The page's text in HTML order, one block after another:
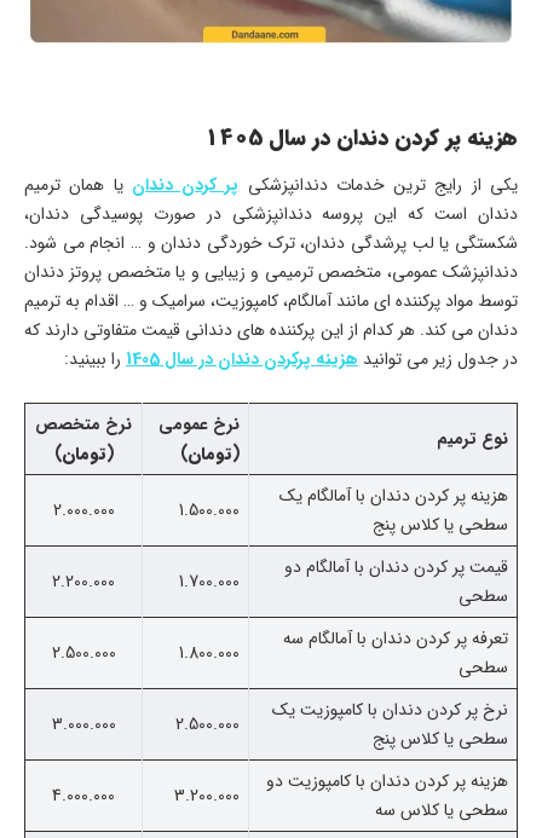
هزینه پر کردن دندان در سال 1405
یکی از رایج ترین خدمات دندانپزشکیپر کردن دندان یا همان ترمیم
دندان است که این پروسه دندانپزشکی در صورت پوسیدگی دندان،
شکستگی یا لب پرشدگی دندان، ترک خوردگی دندان و … انجام می شود.
دندانپزشک عمومی، متخصص ترمیمی و زیبایی و یا متخصص پروتز دندان
توسط مواد پرکننده ای مانند آمالگام، کامپوزیت، سرامیک و … اقدام به ترمیم
دندان می کند. هر کدام از این پرکننده های دندانی قیمت متفاوتی دارند که
در جدول زیر می توانید هزینه پرکردن دندان در سال 1405 را ببینید:
نوع ترمیم
نرخ عمومی
(تومان)
نرخ متخصص
(تومان)
هزینه پر کردن دندان با آمالگام یک
سطحی یا کلاس پنج
1.500.000
2.000.000
قیمت پر کردن دندان با آمالگام دو
سطحی
1.700.000
2.200.000
تعرفه پر کردن دندان با آمالگام سه
سطحی
1.800.000
2.500.000
نرخ پر کردن دندان با کامپوزیت یک
سطحی یا کلاس پنج
2.500.000
3.000.000
هزینه پر کردن دندان با کامپوزیت دو
سطحی یا کلاس سه
3.200.000
4.000.000